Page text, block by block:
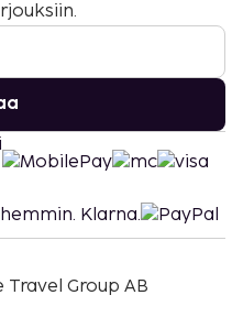
Travel Group AB